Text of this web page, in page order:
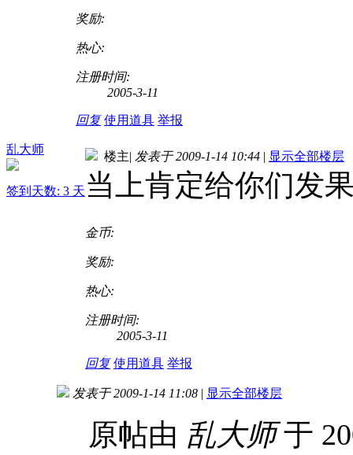
奖励:
热心:
注册时间:
2005-3-11
回复 使用道具 举报
乱大师
签到天数: 3 天
楼主| 发表于 2009-1-14 10:44 | 显示全部楼层
当上肯定给你们发
金币:
奖励:
热心:
注册时间:
2005-3-11
回复 使用道具 举报
发表于 2009-1-14 11:08 | 显示全部楼层
原帖由 乱大师于